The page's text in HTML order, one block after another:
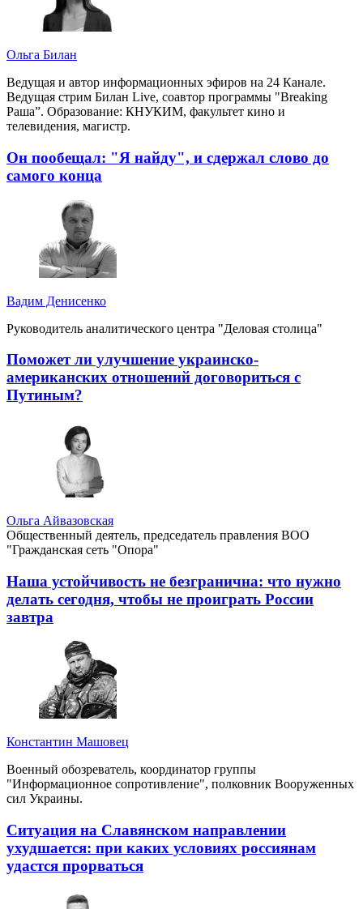
Ольга Билан
Ведущая и автор информационных эфиров на 24 Канале.
Ведущая стрим Билан Live, соавтор программы "Breaking
Раша”. Образование: КНУКИМ, факультет кино и
телевидения, магистр.
Он пообещал: "Я найду", и сдержал слово до
самого конца
Вадим Денисенко
Руководитель аналитического центра "Деловая столица"
Поможет ли улучшение украинско-
американских отношений договориться с
Путиным?
Ольга Айвазовская
Общественный деятель, председатель правления ВОО
"Гражданская сеть "Опора"
Наша устойчивость не безгранична: что нужно
делать сегодня, чтобы не проиграть России
завтра
Константин Машовец
Военный обозреватель, координатор группы
"Информационное сопротивление", полковник Вооруженных
сил Украины.
Ситуация на Славянском направлении
ухудшается: при каких условиях россиянам
удастся прорваться